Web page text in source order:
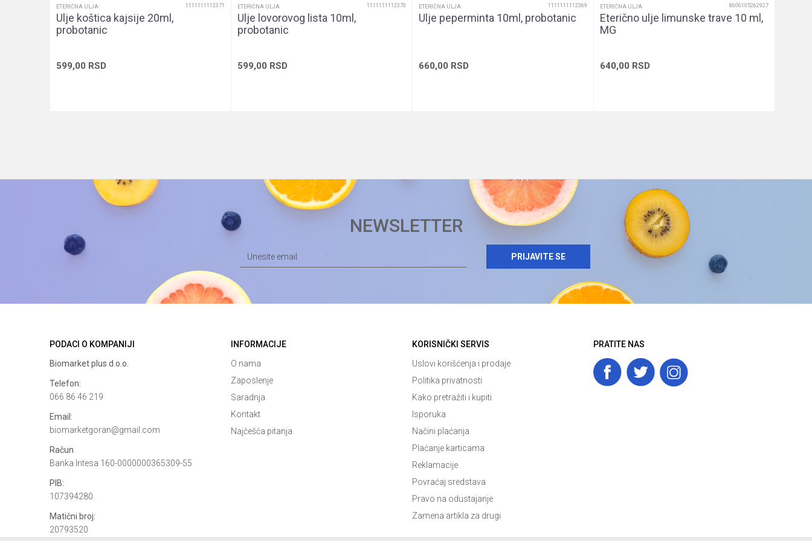
ETERIČNA ULJA 1111111112371
Ulje koštica kajsije 20ml,
probotanic
599,00 RSD
ETERIČNA ULJA 1111111112370
Ulje lovorovog lista 10ml,
probotanic
599,00 RSD
ETERIČNA ULJA 1111111112369
Ulje peperminta 10ml, probotanic
660,00 RSD
ETERIČNA ULJA 8606105262927
Eterično ulje limunske trave 10 ml,
MG
640,00 RSD
NEWSLETTER
PRIJAVITE SE
PODACI O KOMPANIJI
Biomarket plus d.o.o.
Telefon:
066 86 46 219
Email:
biomarketgoran@gmail.com
Račun
Banka Intesa 160-0000000365309-55
PIB:
107394280
Matični broj:
20793520
INFORMACIJE
O nama
Zaposlenje
Saradnja
Kontakt
Najčešća pitanja
KORISNIČKI SERVIS
Uslovi korišćenja i prodaje
Politika privatnosti
Kako pretražiti i kupiti
Isporuka
Načini plaćanja
Plaćanje karticama
Reklamacije
Povraćaj sredstava
Pravo na odustajanje
Zamena artikla za drugi
PRATITE NAS